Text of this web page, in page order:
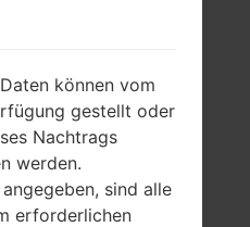
können vom
gestellt oder
Nachtrags
werden.
sind alle
erforderlichen